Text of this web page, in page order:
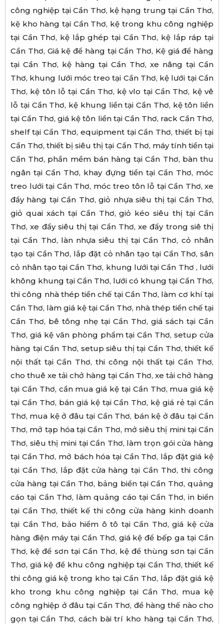
công nghiệp tại Cần Thơ, kệ hạng trung tại Cần Thơ,
kệ kho hàng tại Cần Thơ, kệ trong khu công nghiệp
tại Cần Thơ, kệ lắp ghép tại Cần Thơ, kệ lắp ráp tại
Cần Thơ, Giá kệ để hàng tại Cần Thơ, Kệ giá để hàng
tại Cần Thơ, kệ hàng tại Cần Thơ, xe nâng tại Cần
Thơ, khung lưới móc treo tại Cần Thơ, kệ lưới tại Cần
Thơ, kệ tôn lỗ tại Cần Thơ, kệ vlo tại Cần Thơ, kệ vê
lỗ tại Cần Thơ, kệ khung liền tại Cần Thơ, kệ tôn liền
tại Cần Thơ, giá kệ tôn liền tại Cần Thơ, rack Cần Thơ,
shelf tại Cần Thơ, equipment tại Cần Thơ, thiết bị tại
Cần Thơ, thiết bị siêu thị tại Cần Thơ, máy tính tiền tại
Cần Thơ, phần mềm bán hàng tại Cần Thơ, bàn thu
ngân tại Cần Thơ, khay đựng tiền tại Cần Thơ, móc
treo lưới tại Cần Thơ, móc treo tôn lỗ tại Cần Thơ, xe
đẩy hàng tại Cần Thơ, giỏ nhựa siêu thị tại Cần Thơ,
giỏ quai xách tại Cần Thơ, giỏ kéo siêu thị tại Cần
Thơ, xe đẩy siêu thị tại Cần Thơ, xe đẩy trong siê thị
tại Cần Thơ, làn nhựa siêu thị tại Cần Thơ, cỏ nhân
tạo tại Cần Thơ, lắp đặt cỏ nhân tạo tại Cần Thơ, sân
cỏ nhân tạo tại Cần Thơ, khung lưới tại Cần Thơ , lưới
không khung tại Cần Thơ, lưới có khung tại Cần Thơ,
thi công nhà thép tiền chế tại Cần Thơ, làm cơ khí tại
Cần Thơ, làm giá kệ tại Cần Thơ, nhà thép tiền chế tại
Cần Thơ, bê tông nhẹ tại Cần Thơ, giá sách tại Cần
Thơ, giá kệ văn phòng phẩm tại Cần Thơ, setup cửa
hàng tại Cần Thơ, setup siêu thị tại Cần Thơ, thiết kế
nội thất tại Cần Thơ, thi công nội thất tại Cần Thơ,
cho thuê xe tải chở hàng tại Cần Thơ, xe tải chở hàng
tại Cần Thơ, cần mua giá kệ tại Cần Thơ, mua giá kệ
tại Cần Thơ, bán giá kệ tại Cần Thơ, kệ giá rẻ tại Cần
Thơ, mua kệ ở đâu tại Cần Thơ, bán kệ ở đâu tại Cần
Thơ, mở tạp hóa tại Cần Thơ, mở siêu thị mini tại Cần
Thơ, siêu thị mini tại Cần Thơ, làm trọn gói cửa hàng
tại Cần Thơ, mở bách hóa tại Cần Thơ, lắp đặt giá kệ
tại Cần Thơ, lắp đặt cửa hàng tại Cần Thơ, thi công
cửa hàng tại Cần Thơ, bảng biển tại Cần Thơ, quảng
cáo tại Cần Thơ, làm quảng cáo tại Cần Thơ, in biển
tại Cần Thơ, thiết kế thi công cửa hàng kinh doanh
tại Cần Thơ, bảo hiểm ô tô tại Cần Thơ, giá kệ cửa
hàng điện máy tại Cần Thơ, giá kệ để bếp ga tại Cần
Thơ, kệ để sơn tại Cần Thơ, kệ để thùng sơn tại Cần
Thơ, giá kệ để khu công nghiệp tại Cần Thơ, thiết kế
thi công giá kệ trong kho tại Cần Thơ, lắp đặt giá kệ
kho trong khu công nghiệp tại Cần Thơ, mua kệ
công nghiệp ở đâu tại Cần Thơ, để hàng thế nào cho
gọn tại Cần Thơ, cách bài trí kho hàng tại Cần Thơ,